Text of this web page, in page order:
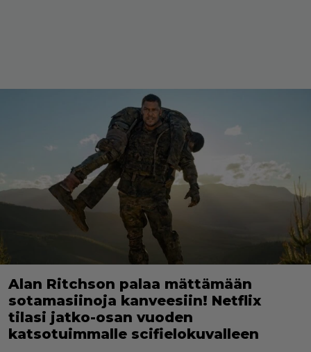
Alan Ritchson palaa mättämään
sotamasiinoja kanveesiin! Netflix
tilasi jatko-osan vuoden
katsotuimmalle scifielokuvalleen